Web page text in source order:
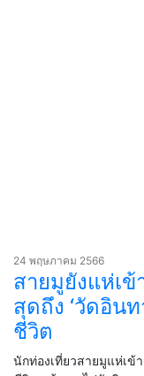
24 พฤษภาคม 2566
สายมูยังแห่เข้
สุดถึง ‘วัดอิน
ชีวิต
นักท่องเที่ยวสายมูแห่เข้